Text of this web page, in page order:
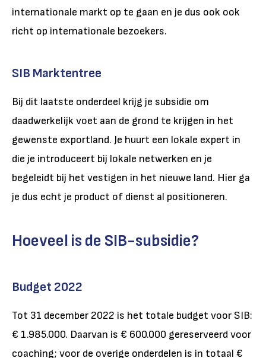
internationale markt op te gaan en je dus ook ook
richt op internationale bezoekers.
SIB Marktentree
Bij dit laatste onderdeel krijg je subsidie om
daadwerkelijk voet aan de grond te krijgen in het
gewenste exportland. Je huurt een lokale expert in
die je introduceert bij lokale netwerken en je
begeleidt bij het vestigen in het nieuwe land. Hier ga
je dus echt je product of dienst al positioneren.
Hoeveel is de SIB-subsidie?
Budget 2022
Tot 31 december 2022 is het totale budget voor SIB:
€ 1.985.000. Daarvan is € 600.000 gereserveerd voor
coaching; voor de overige onderdelen is in totaal €